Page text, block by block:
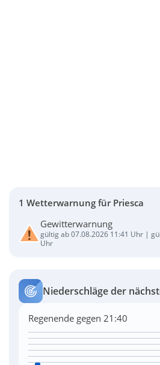
1 Wetterwarnung für Priesca
Gewitterwarnung
gültig ab 07.08.2026 11:41 Uhr |
Uhr
Niederschläge der
Regenende gegen 21:40